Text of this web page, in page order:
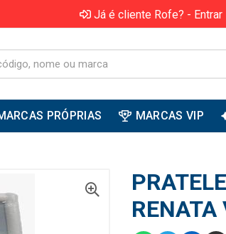
Já é cliente Rofe? - Entrar
PRÓPRIAS MARCAS VIP
RENATA